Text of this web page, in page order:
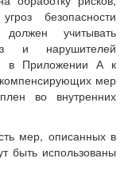
безопасности
учитывать
и нарушителей
в Приложении А к
мер
во внутренних
мер, описанных в
быть использованы